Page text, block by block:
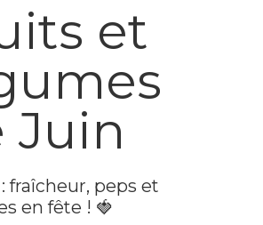
et
Juin
fraîcheur, peps et
en fête ! 🍓